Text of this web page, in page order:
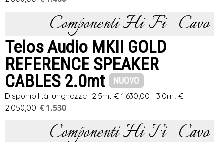
Componenti Hi-Fi - Cavo
Telos Audio MKII GOLD
REFERENCE SPEAKER
CABLES 2.0mt
NUOVO
Disponibilità lunghezze : 2.5mt € 1.630,00 - 3.0mt €
2.050,00. € 1.530
Componenti Hi-Fi - Cavo